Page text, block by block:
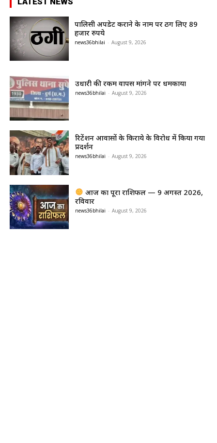
पालिसी अपडेट कराने के नाम पर ठग लिए 89
हजार रुपये
news36bhilai - August 9, 2026
उधारी की रकम वापस मांगने पर धमकाया
news36bhilai - August 9, 2026
रिटेंशन आवासों के किराये के विरोध में किया गया
प्रदर्शन
news36bhilai - August 9, 2026
आज का पूरा राशिफल — 9 अगस्त 2026,
रविवार
news36bhilai - August 9, 2026